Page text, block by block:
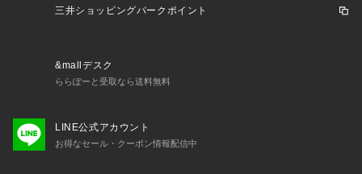
「今日は何しよう？」のわくわくした気持ちをファッションを
【BeBe(べべ)】
”LOVE MODERN” 少しおませで、生意気なヨーロピアンカジ
た遊び心、楽しさを盛り込んでいます。
シンプルだけど、こだわりのあるオリジナリティーを重視して
三井ショッピングパークポイント
&mallデスク
ららぽーと受取なら送料無料
LINE公式アカウント
お得なセール・クーポン情報配信中